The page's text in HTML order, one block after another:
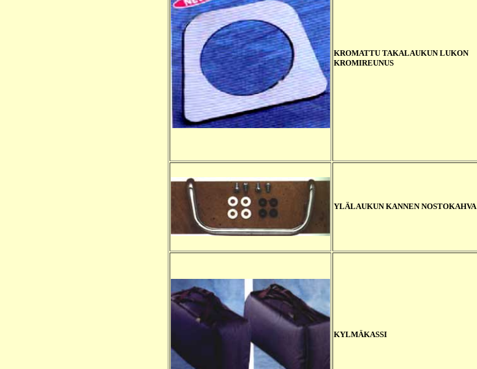
KROMATTU TAKALAUKUN LUKON
KROMIREUNUS
YLÄLAUKUN KANNEN NOSTOKAHVA
KYLMÄKASSI